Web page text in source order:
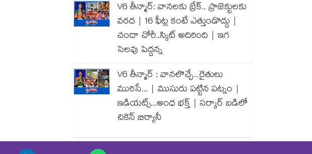
V6 తీన్మార్: వానలకు బ్రేక్.. ప్రాజెక్టులకు
వరద | 16 ఫీట్ల కంటే ఎత్తుండొద్దు |
చందా చోరీ..స్కిట్ అదిరింది | ఇగ
సెలవు పెద్దన్న
V6 తీన్మార్ : వానలొచ్చే...రైతులు
మురిసే... | ముసురు పట్టిన పట్నం |
ఇడియట్స్...అంధ భక్త్ | సర్కార్ బడిలో
చికెన్ బిర్యానీ